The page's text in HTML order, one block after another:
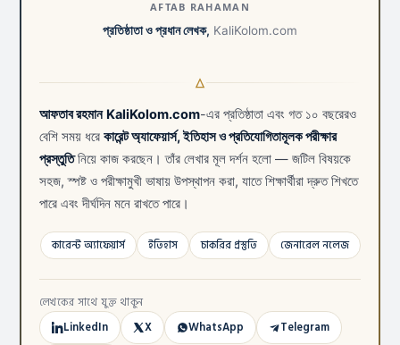
AFTAB RAHAMAN
প্রতিষ্ঠাতা ও প্রধান লেখক, KaliKolom.com
আফতাব রহমান KaliKolom.com-এর প্রতিষ্ঠাতা এবং গত ১০ বছরেরও
বেশি সময় ধরে কারেন্ট অ্যাফেয়ার্স, ইতিহাস ও প্রতিযোগিতামূলক পরীক্ষার
প্রস্তুতিনিয়ে কাজ করছেন। তাঁর লেখার মূল দর্শন হলো — জটিল বিষয়কে
সহজ, স্পষ্ট ও পরীক্ষামুখী ভাষায় উপস্থাপন করা, যাতে শিক্ষার্থীরা দ্রুত শিখতে
পারে এবং দীর্ঘদিন মনে রাখতে পারে।
কারেন্ট অ্যাফেয়ার্স ইতিহাস চাকরির প্রস্তুতি জেনারেল নলেজ
লেখকের সাথে যুক্ত থাকুন
LinkedIn X WhatsApp
Telegram